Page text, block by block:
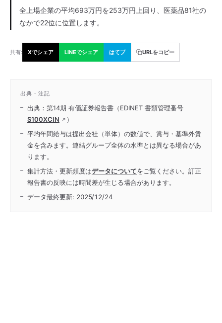
全上場企業の平均693万円を253万円上回り、医薬品81社の
なかで22位に位置します。
共有: Xでシェア LINEでシェア はてブ URLをコピー
出典・注記
出典：第14期 有価証券報告書（EDINET 書類管理番号
S100XCIN
）
平均年間給与は提出会社（単体）の数値で、賞与・基準外賃
金を含みます。連結グループ全体の水準とは異なる場合があ
ります。
集計方法・更新頻度はデータについてをご覧ください。訂正
報告書の反映には時間差が生じる場合があります。
データ最終更新: 2025/12/24